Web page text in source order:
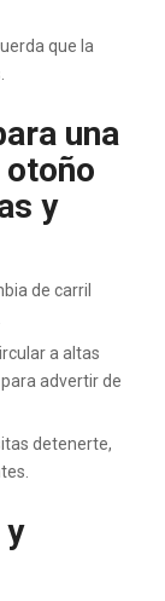
que la
una
otoño
y
de carril
a altas
advertir de
detenerte,